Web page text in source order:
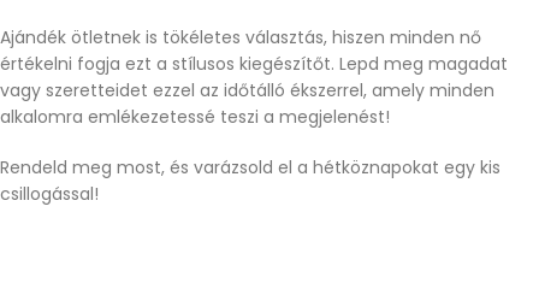
Ajándék ötletnek is tökéletes választás, hiszen minden nő
értékelni fogja ezt a stílusos kiegészítőt. Lepd meg magadat
vagy szeretteidet ezzel az időtálló ékszerrel, amely minden
alkalomra emlékezetessé teszi a megjelenést!
Rendeld meg most, és varázsold el a hétköznapokat egy kis
csillogással!